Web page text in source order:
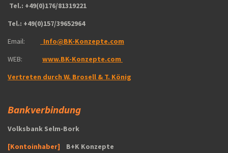
Tel.: +49(0)176/81319221
Tel.: +49(0)157/39652964
Email:
‎Info@BK-Konzepte.com
WEB:
www.BK-Konzepte.com
Vertreten durch W. Brosell & T. König
Bankverbindung
Volksbank Selm-Bork
[Kontoinhaber]
B+K Konzepte